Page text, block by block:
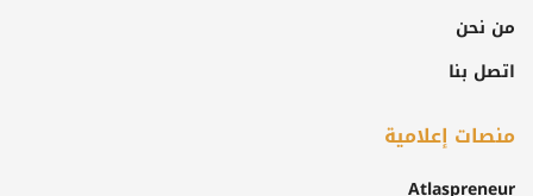
من نحن
اتصل بنا
منصات إعلامية